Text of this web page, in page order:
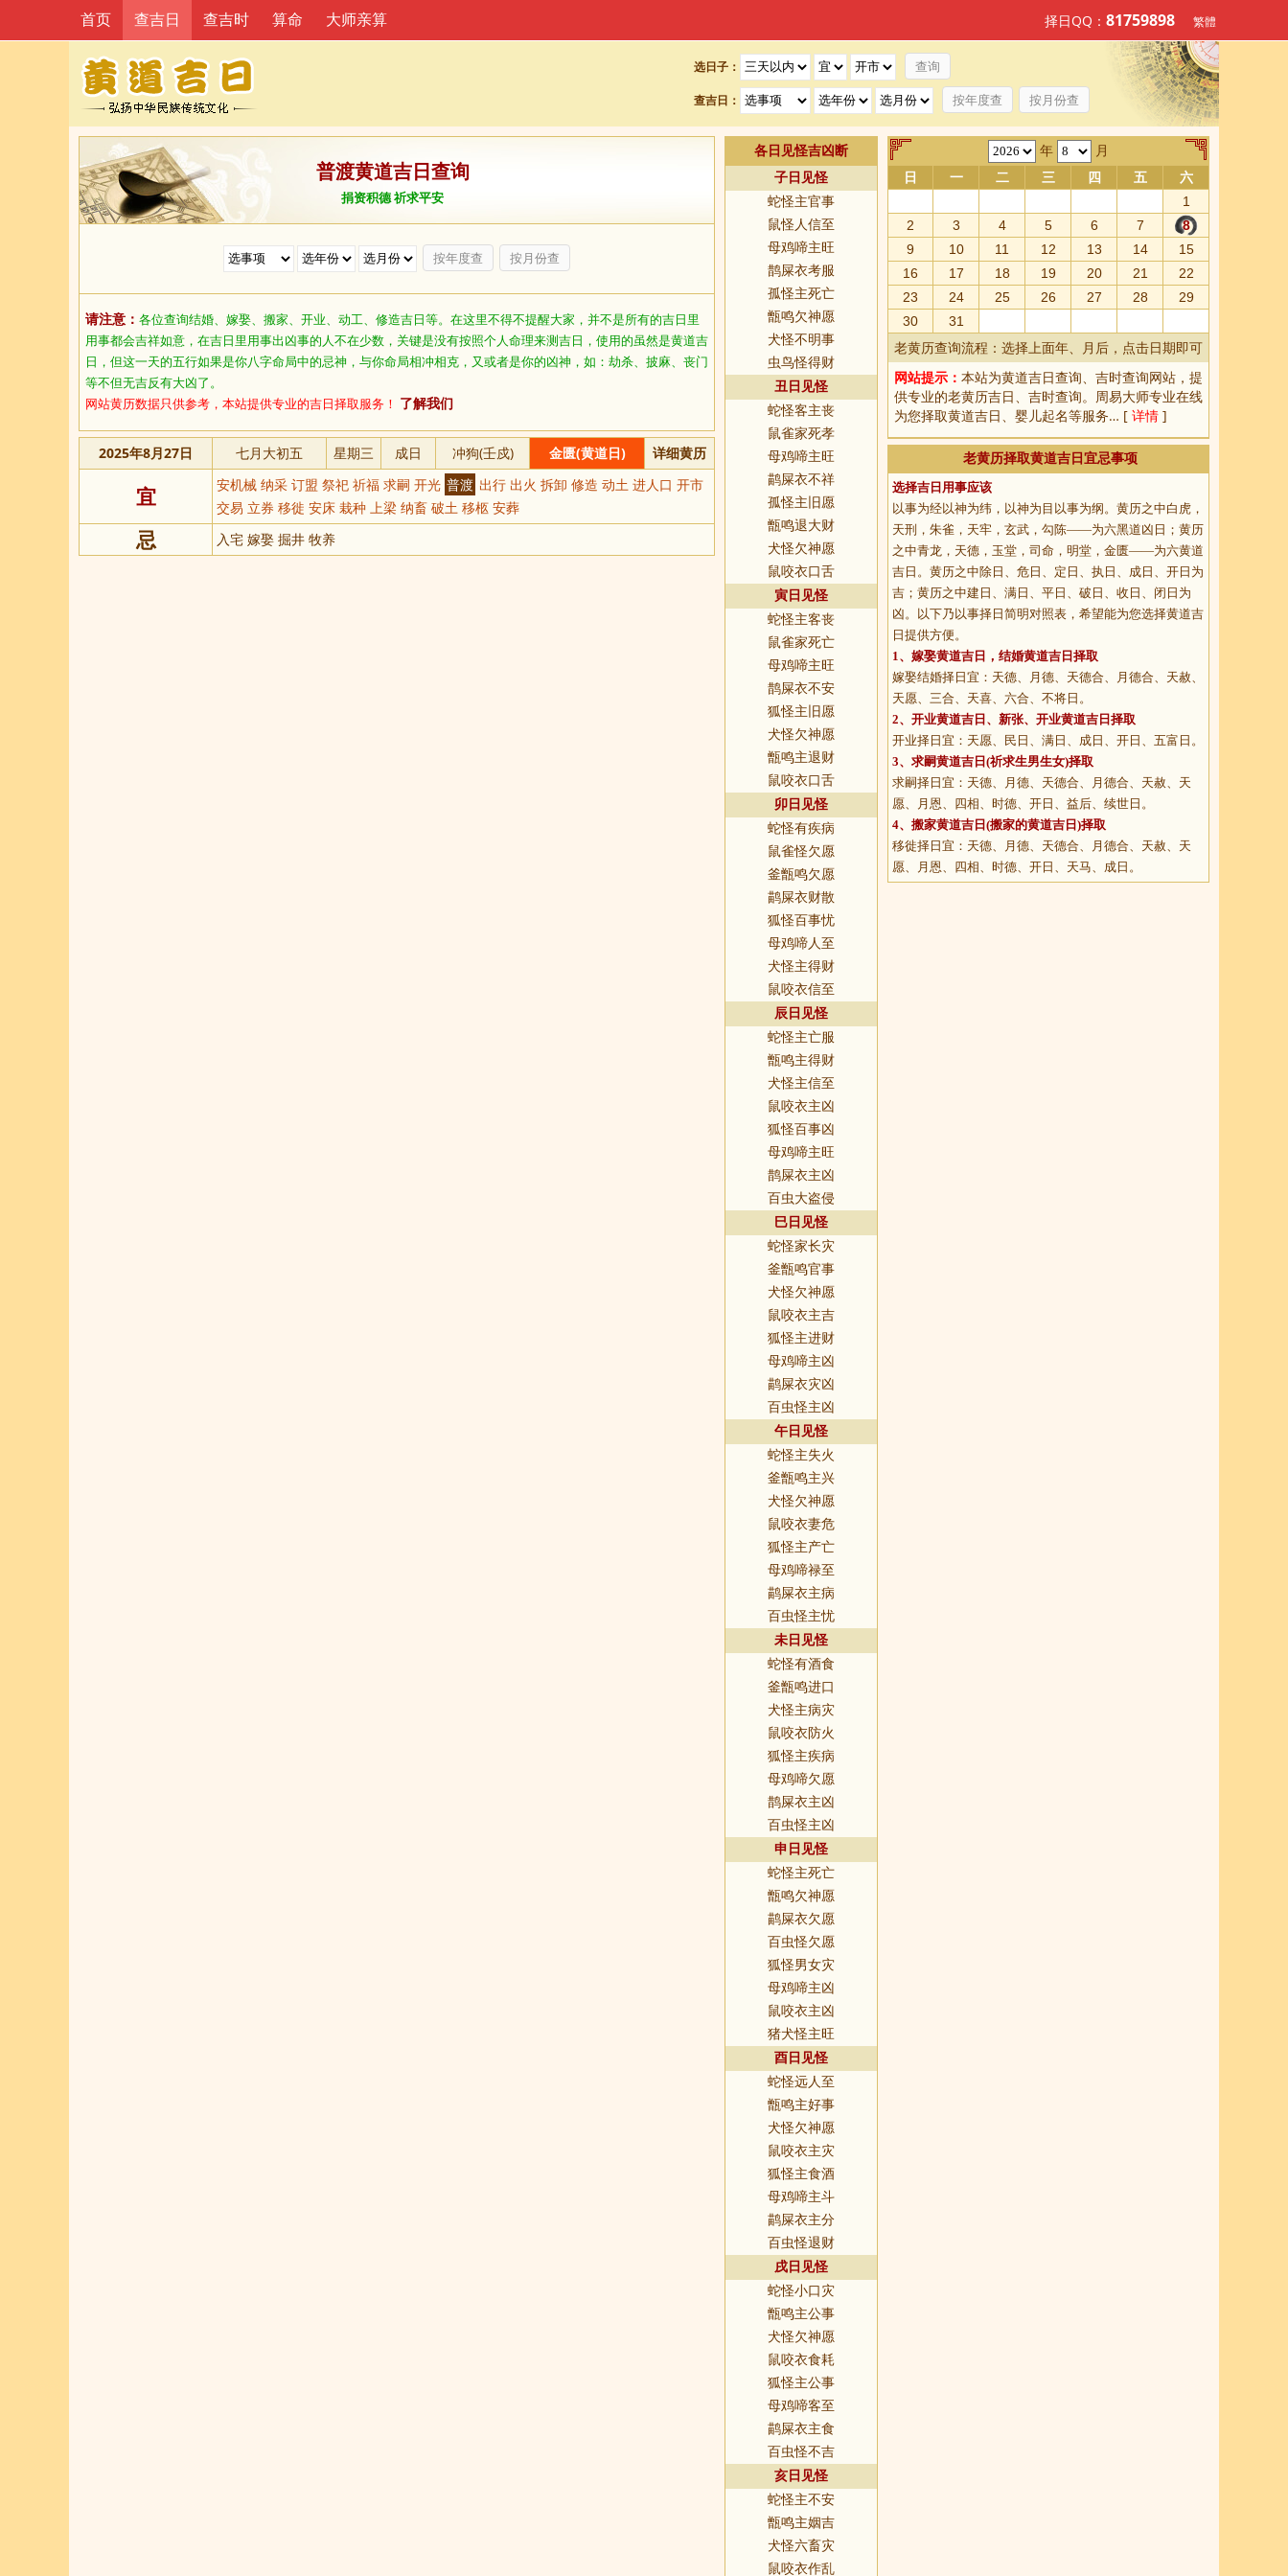
选日子：
查吉日： 按年度查 按月份查
首页 查吉日 查吉时 算命 大师亲算 择日QQ： 81759898 繁體
普渡黄道吉日查询
捐资积德 祈求平安
按年度查 按月份查
请注意： 各位查询结婚、嫁娶、搬家、开业、动工、修造吉日等。在这里不得不提醒大家，并不是所有的吉日里
用事都会吉祥如意，在吉日里用事出凶事的人不在少数，关键是没有按照个人命理来测吉日，使用的虽然是黄道吉
日，但这一天的五行如果是你八字命局中的忌神，与你命局相冲相克，又或者是你的凶神，如：劫杀、披麻、丧门
等不但无吉反有大凶了。
网站黄历数据只供参考，本站提供专业的吉日择取服务！ 了解我们
2025年8月27日 七月大初五 星期三 成日 冲狗(壬戍) 金匮(黄道日) 详细黄历
宜 安机械 纳采 订盟 祭祀 祈福 求嗣 开光 普渡 出行 出火 拆卸 修造 动土 进人口 开市
交易 立券 移徙 安床 栽种 上梁 纳畜 破土 移柩 安葬
忌 入宅 嫁娶 掘井 牧养
各日见怪吉凶断
子日见怪
蛇怪主官事
鼠怪人信至
母鸡啼主旺
鹊屎衣考服
孤怪主死亡
甑鸣欠神愿
犬怪不明事
虫鸟怪得财
丑日见怪
蛇怪客主丧
鼠雀家死孝
母鸡啼主旺
鹋屎衣不祥
孤怪主旧愿
甑鸣退大财
犬怪欠神愿
鼠咬衣口舌
寅日见怪
蛇怪主客丧
鼠雀家死亡
母鸡啼主旺
鹊屎衣不安
狐怪主旧愿
犬怪欠神愿
甑鸣主退财
鼠咬衣口舌
卯日见怪
蛇怪有疾病
鼠雀怪欠愿
釜甑鸣欠愿
鹋屎衣财散
狐怪百事忧
母鸡啼人至
犬怪主得财
鼠咬衣信至
辰日见怪
蛇怪主亡服
甑鸣主得财
犬怪主信至
鼠咬衣主凶
狐怪百事凶
母鸡啼主旺
鹊屎衣主凶
百虫大盗侵
巳日见怪
蛇怪家长灾
釜甑鸣官事
犬怪欠神愿
鼠咬衣主吉
狐怪主进财
母鸡啼主凶
鹋屎衣灾凶
百虫怪主凶
午日见怪
蛇怪主失火
釜甑鸣主兴
犬怪欠神愿
鼠咬衣妻危
狐怪主产亡
母鸡啼禄至
鹋屎衣主病
百虫怪主忧
未日见怪
蛇怪有酒食
釜甑鸣进口
犬怪主病灾
鼠咬衣防火
狐怪主疾病
母鸡啼欠愿
鹊屎衣主凶
百虫怪主凶
申日见怪
蛇怪主死亡
甑鸣欠神愿
鹋屎衣欠愿
百虫怪欠愿
狐怪男女灾
母鸡啼主凶
鼠咬衣主凶
猪犬怪主旺
酉日见怪
蛇怪远人至
甑鸣主好事
犬怪欠神愿
鼠咬衣主灾
狐怪主食酒
母鸡啼主斗
鹋屎衣主分
百虫怪退财
戌日见怪
蛇怪小口灾
甑鸣主公事
犬怪欠神愿
鼠咬衣食耗
狐怪主公事
母鸡啼客至
鹋屎衣主食
百虫怪不吉
亥日见怪
蛇怪主不安
甑鸣主姻吉
犬怪六畜灾
鼠咬衣作乱
年 月
日 一 二 三 四 五
六
1
2
3 4 5 6 7
8
9
10 11 12 13 14
15
16
17 18 19 20 21
22
23
24 25 26 27 28
29
30
31
老黄历查询流程：选择上面年、月后，点击日期即可
网站提示： 本站为黄道吉日查询、 吉时查询网站，提
供专业的老黄历吉日、吉时查询。周易大师专业在线
为您择取黄道吉日、婴儿起名等服务… [ 详情 ]
老黄历择取黄道吉日宜忌事项
选择吉日用事应该
以事为经以神为纬，以神为目以事为纲。黄历之中白虎，
天刑，朱雀，天牢，玄武，勾陈——为六黑道凶日；黄历
之中青龙，天德，玉堂，司命，明堂，金匮——为六黄道
吉日。黄历之中除日、危日、定日、执日、成日、开日为
吉；黄历之中建日、满日、平日、破日、收日、闭日为
凶。以下乃以事择日简明对照表，希望能为您选择黄道吉
日提供方便。
1、 嫁娶黄道吉日 ，结婚黄道吉日择取
嫁娶结婚择日宜：天德、月德、天德合、月德合、天赦、
天愿、三合、天喜、六合、不将日。
2、 开业黄道吉日 、新张、开业黄道吉日择取
开业择日宜：天愿、民日、满日、成日、开日、五富日。
3、 求嗣黄道吉日 (祈求生男生女)择取
求嗣择日宜：天德、月德、天德合、月德合、天赦、天
愿、月恩、四相、时德、开日、益后、续世日。
4、 搬家黄道吉日 (搬家的黄道吉日)择取
移徙择日宜：天德、月德、天德合、月德合、天赦、天
愿、月恩、四相、时德、开日、天马、成日。